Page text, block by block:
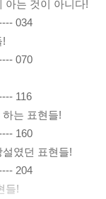
아는 것이 아니다!
034
!
070
116
는 표현들!
160
였던 표현들!
204
들!